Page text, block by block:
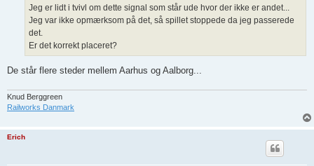
Jeg er lidt i tvivl om dette signal som står ude hvor der ikke er andet...
Jeg var ikke opmærksom på det, så spillet stoppede da jeg passerede
det.
Er det korrekt placeret?
De står flere steder mellem Aarhus og Aalborg...
Knud Berggreen
Railworks Danmark
Erich